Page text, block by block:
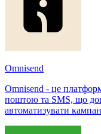
Omnisend
Omnisend - це
поштою та SMS, що
автоматизувати